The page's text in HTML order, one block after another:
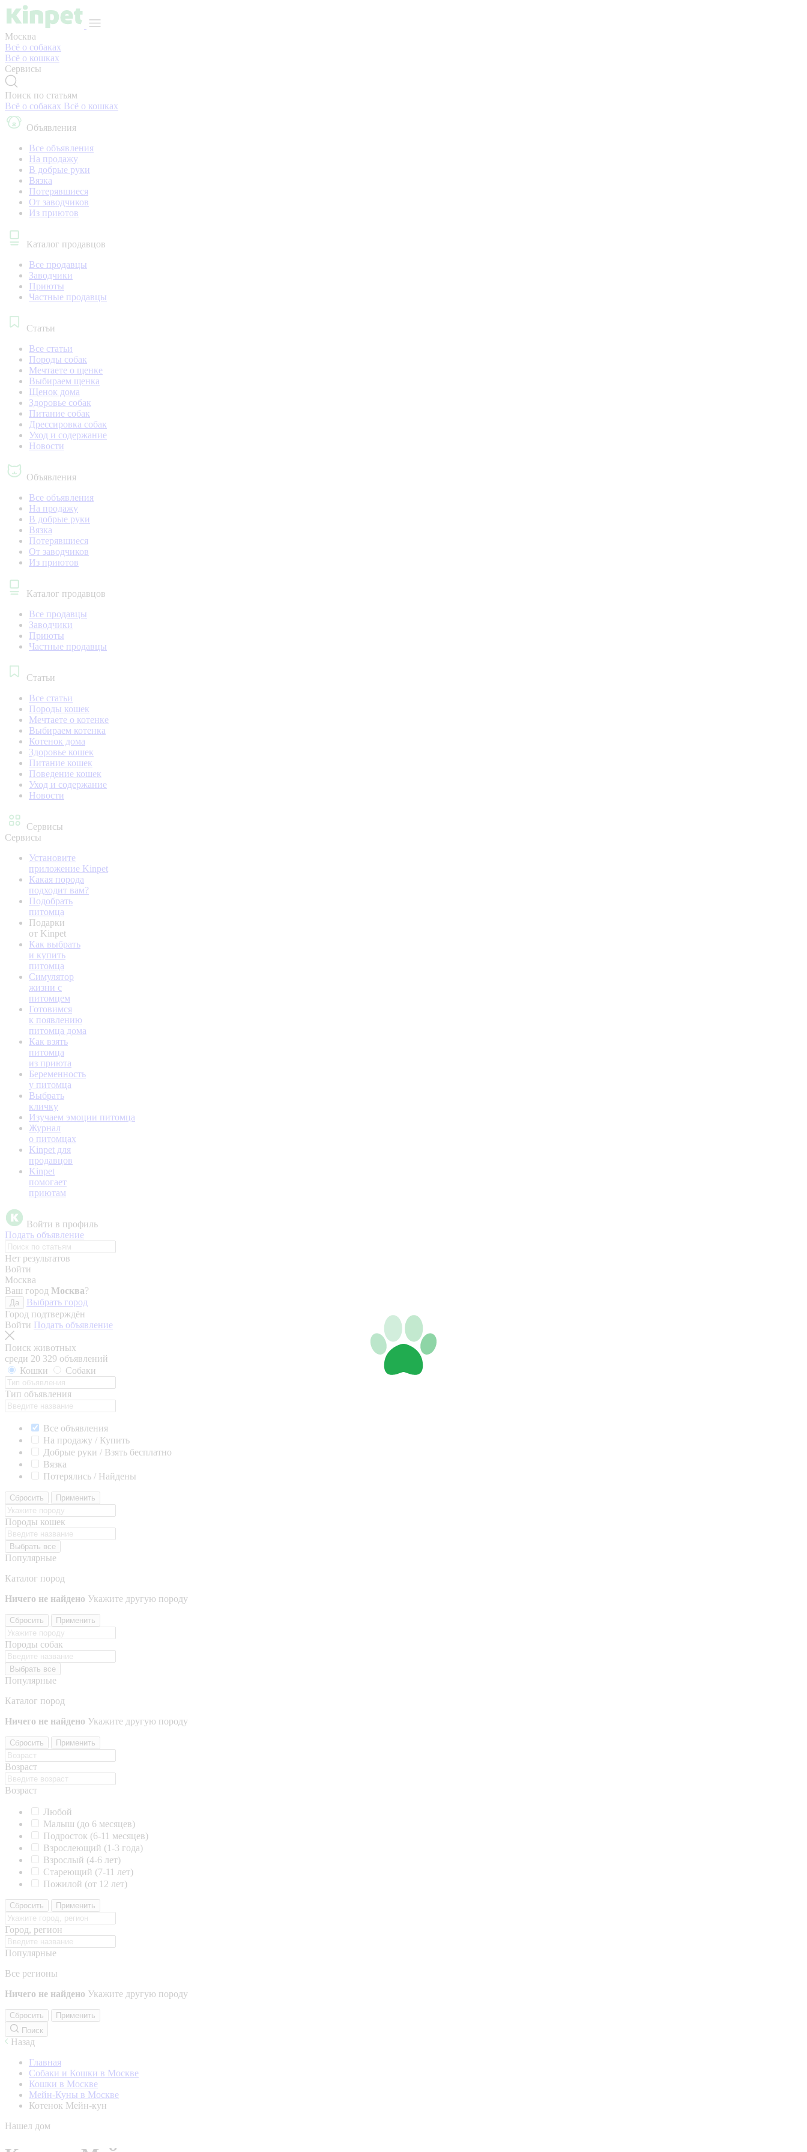
Москва
Всё о собаках
Всё о кошках
Сервисы
Поиск по статьям
Всё о собаках Всё о кошках
Объявления
Все объявления
На продажу
В добрые руки
Вязка
Потерявшиеся
От заводчиков
Из приютов
Каталог продавцов
Все продавцы
Заводчики
Приюты
Частные продавцы
Статьи
Все статьи
Породы собак
Мечтаете о щенке
Выбираем щенка
Щенок дома
Здоровье собак
Питание собак
Дрессировка собак
Уход и содержание
Новости
Объявления
Все объявления
На продажу
В добрые руки
Вязка
Потерявшиеся
От заводчиков
Из приютов
Каталог продавцов
Все продавцы
Заводчики
Приюты
Частные продавцы
Статьи
Все статьи
Породы кошек
Мечтаете о котенке
Выбираем котенка
Котенок дома
Здоровье кошек
Питание кошек
Поведение кошек
Уход и содержание
Новости
Сервисы
Сервисы
Установите
приложение Kinpet
Какая порода
подходит вам?
Подобрать
питомца
Подарки
от Kinpet
Как выбрать
и купить
питомца
Симулятор
жизни с
питомцем
Готовимся
к появлению
питомца дома
Как взять
питомца
из приюта
Беременность
у питомца
Выбрать
кличку
Изучаем эмоции питомца
Журнал
о питомцах
Kinpet для
продавцов
Kinpet
помогает
приютам
Войти в профиль
Подать объявление
Нет результатов
Войти
Москва
Ваш город Москва?
Да
Выбрать город
Город подтверждён
Войти Подать объявление
Поиск животных
среди 20 329 объявлений
Кошки
Собаки
Тип объявления
Все объявления
На продажу / Купить
Добрые руки / Взять бесплатно
Вязка
Потерялись / Найдены
Сбросить Применить
Породы кошек
Выбрать все
Популярные
Каталог пород
Ничего не найдено Укажите другую породу
Сбросить Применить
Породы собак
Выбрать все
Популярные
Каталог пород
Ничего не найдено Укажите другую породу
Сбросить Применить
Возраст
Возраст
Любой
Малыш (до 6 месяцев)
Подросток (6-11 месяцев)
Взрослеющий (1-3 года)
Взрослый (4-6 лет)
Стареющий (7-11 лет)
Пожилой (от 12 лет)
Сбросить Применить
Город, регион
Популярные
Все регионы
Ничего не найдено Укажите другую породу
Сбросить
Применить
Поиск
Назад
Главная
Собаки и Кошки в Москве
Кошки в Москве
Мейн-Куны в Москве
Котенок Мейн-кун
Нашел дом